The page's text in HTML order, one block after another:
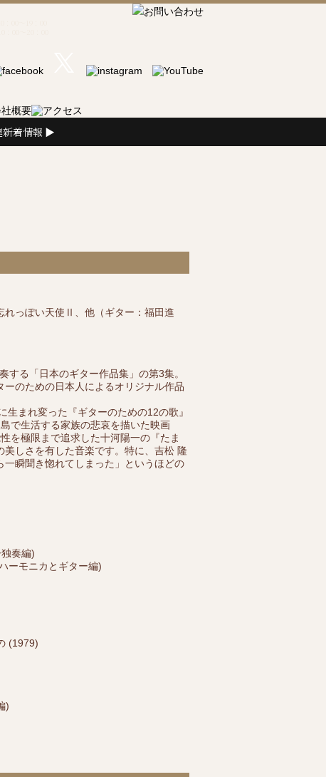
着情報
っぽい天使Ⅱ、他（ギター：福田進
する「日本のギター作品集」の第3集。
のための日本人によるオリジナル作品
まれ変った『ギターのための12の歌』
で生活する家族の悲哀を描いた映画
を極限まで追求した十河陽一の『たま
しさを有した音楽です。特に、吉松 隆
瞬聞き惚れてしまった」というほどの
奏編)
ーモニカとギター編)
(1979)
)